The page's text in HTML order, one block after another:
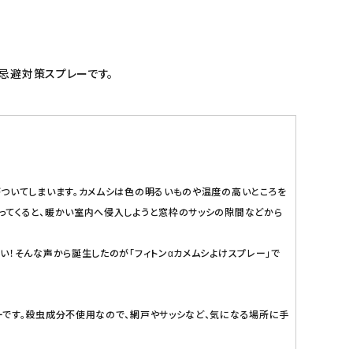
避対策スプレーです。
てしまいます。カメムシは色の明るいものや温度の高いところを
くると、暖かい室内へ侵入しようと窓枠のサッシの隙間などから
そんな声から誕生したのが「フィトンαカメムシよけスプレー」で
す。殺虫成分不使用なので、網戸やサッシなど、気になる場所に手